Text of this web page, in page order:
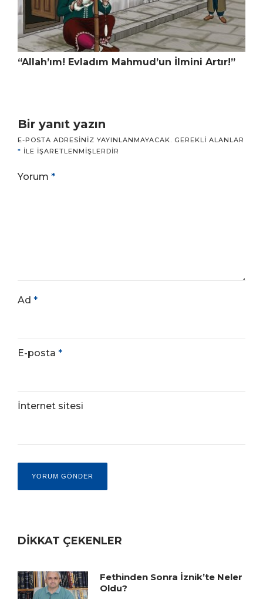
“Allah’ım! Evladım Mahmud’un İlmini Artır!”
Bir yanıt yazın
E-POSTA ADRESINIZ YAYINLANMAYACAK. GEREKLI ALANLAR
* ILE IŞARETLENMIŞLERDIR
Yorum *
Ad *
E-posta *
İnternet sitesi
DİKKAT ÇEKENLER
Fethinden Sonra İznik’te Neler
Oldu?